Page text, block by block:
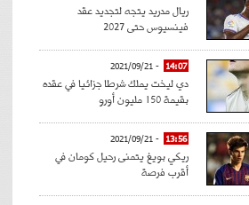
ريال مدريد يتجه لتجديد عقد
فينسيوس حتى 2027
14:07
- 2021/09/21
دي ليخت يملك شرطا جزائيا في عقده
بقيمة 150 مليون أورو
13:56
- 2021/09/21
ريكي بويغ يتمنى رحيل كومان في
أقرب فرصة